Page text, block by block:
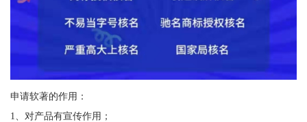
申请软著的作用：
1、对产品有宣传作用；